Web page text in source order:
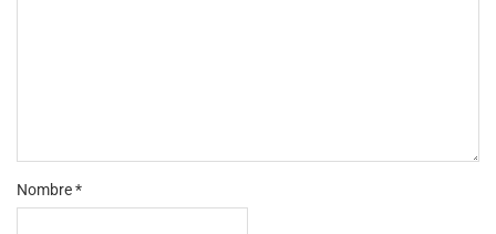
Nombre*